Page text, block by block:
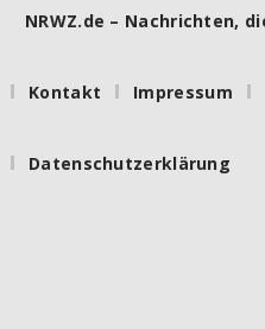
NRWZ.de – Nachrichten,
Kontakt Impressum
Datenschutzerklärung